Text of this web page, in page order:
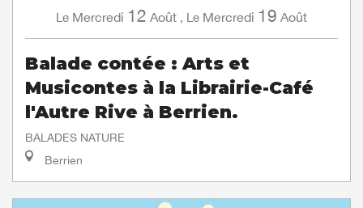
Le Mercredi 12 Août , Le Mercredi 19 Août
Balade contée : Arts et
Musicontes à la Librairie-Café
l'Autre Rive à Berrien.
BALADES NATURE
Berrien